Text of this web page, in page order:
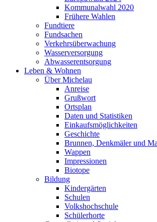
Kommunalwahl 2020
Frühere Wahlen
Fundtiere
Fundsachen
Verkehrsüberwachung
Wasserversorgung
Abwasserentsorgung
Leben & Wohnen
Über Michelau
Anreise
Grußwort
Ortsplan
Daten und Statistiken
Einkaufsmöglichkeiten
Geschichte
Brunnen, Denkmäler und
Wappen
Impressionen
Biotope
Bildung
Kindergärten
Schulen
Volkshochschule
Schülerhorte